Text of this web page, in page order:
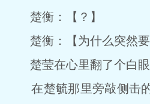
楚衡：【？】
楚衡：【为什么突然要
楚莹在心里翻了个白眼
在楚毓那里旁敲侧击的